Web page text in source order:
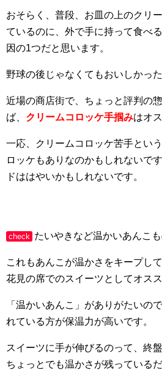
おそらく、普段、お皿の上のクリ
ているのに、外で手に持って食べ
因の1つだと思います。
野球の後じゃなくてもおいしかった
近場の商店街で、ちょっと評判の
ば、 クリームコロッケ手掴みはオ
一応、クリームコロッケ苦手とい
ロッケもありなのかもしれないで
ドははやいかもしれないです。
check たいやきなど温かいあんこ
これもあんこが温かさをキープし
花見の席でのスイーツとしてオスス
「温かいあんこ」がありがたいの
れている方が保温力が高いです。
スイーツに手が伸びるのって、終
ちょっとでも温かさが残っている